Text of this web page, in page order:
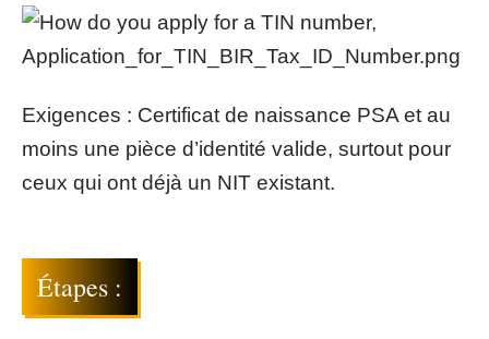
Exigences : Certificat de naissance PSA et au
moins une pièce d’identité valide, surtout pour
ceux qui ont déjà un NIT existant.
Étapes :